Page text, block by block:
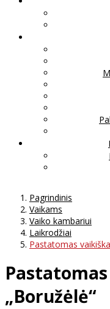
Pagrindinis
Vaikams
Vaiko kambariui
Laikrodžiai
Pastatomas
„Boružėlė“